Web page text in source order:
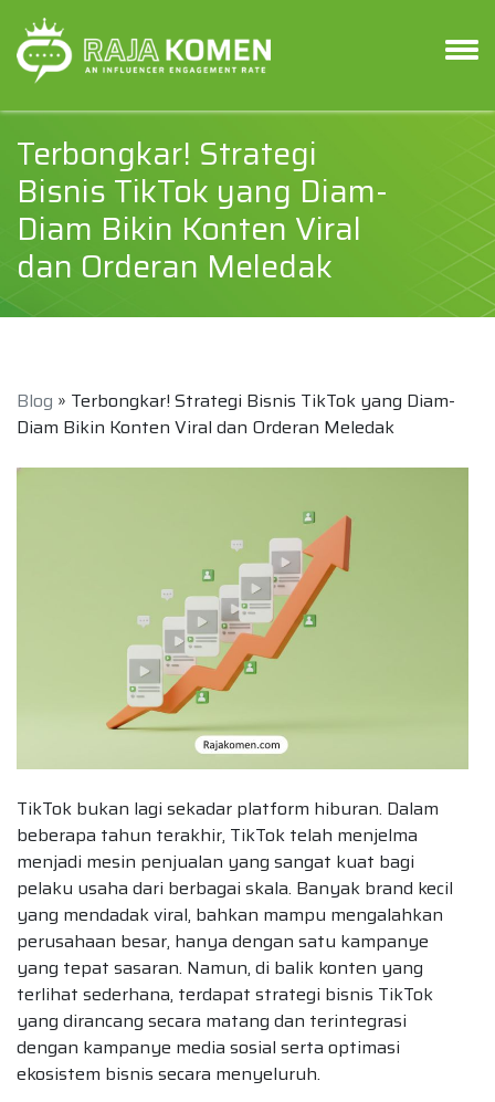
Terbongkar! Strategi
Bisnis TikTok yang Diam-
Diam Bikin Konten Viral
dan Orderan Meledak
Blog » Terbongkar! Strategi Bisnis TikTok yang Diam-
Diam Bikin Konten Viral dan Orderan Meledak
TikTok bukan lagi sekadar platform hiburan. Dalam
beberapa tahun terakhir, TikTok telah menjelma
menjadi mesin penjualan yang sangat kuat bagi
pelaku usaha dari berbagai skala. Banyak brand kecil
yang mendadak viral, bahkan mampu mengalahkan
perusahaan besar, hanya dengan satu kampanye
yang tepat sasaran. Namun, di balik konten yang
terlihat sederhana, terdapat strategi bisnis TikTok
yang dirancang secara matang dan terintegrasi
dengan kampanye media sosial serta optimasi
ekosistem bisnis secara menyeluruh.